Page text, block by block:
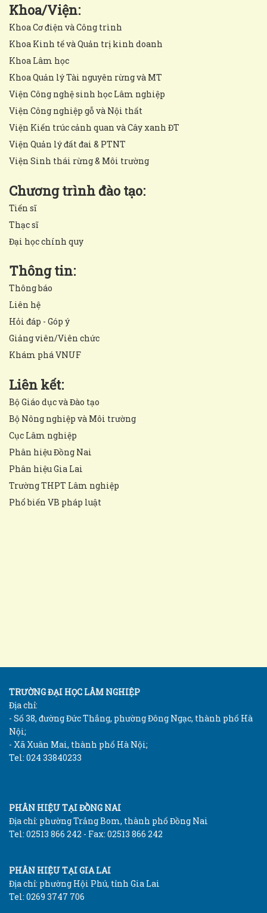
Khoa/Viện:
Khoa Cơ điện và Công trình
Khoa Kinh tế và Quản trị kinh doanh
Khoa Lâm học
Khoa Quản lý Tài nguyên rừng và MT
Viện Công nghệ sinh học Lâm nghiệp
Viện Công nghiệp gỗ và Nội thất
Viện Kiến trúc cảnh quan và Cây xanh ĐT
Viện Quản lý đất đai & PTNT
Viện Sinh thái rừng & Môi trường
Chương trình đào tạo:
Tiến sĩ
Thạc sĩ
Đại học chính quy
Thông tin:
Thông báo
Liên hệ
Hỏi đáp - Góp ý
Giảng viên/Viên chức
Khám phá VNUF
Liên kết:
Bộ Giáo dục và Đào tạo
Bộ Nông nghiệp và Môi trường
Cục Lâm nghiệp
Phân hiệu Đồng Nai
Phân hiệu Gia Lai
Trường THPT Lâm nghiệp
Phổ biến VB pháp luật
TRƯỜNG ĐẠI HỌC LÂM NGHIỆP
Địa chỉ:
- Số 38, đường Đức Thắng, phường Đông Ngạc, thành phố Hà
Nội;
- Xã Xuân Mai, thành phố Hà Nội;
Tel: 024 33840233
PHÂN HIỆU TẠI ĐỒNG NAI
Địa chỉ: phường Trảng Bom, thành phố Đồng Nai
Tel: 02513 866 242 - Fax: 02513 866 242
PHÂN HIỆU TẠI GIA LAI
Địa chỉ: phường Hội Phú, tỉnh Gia Lai
Tel: 0269 3747 706